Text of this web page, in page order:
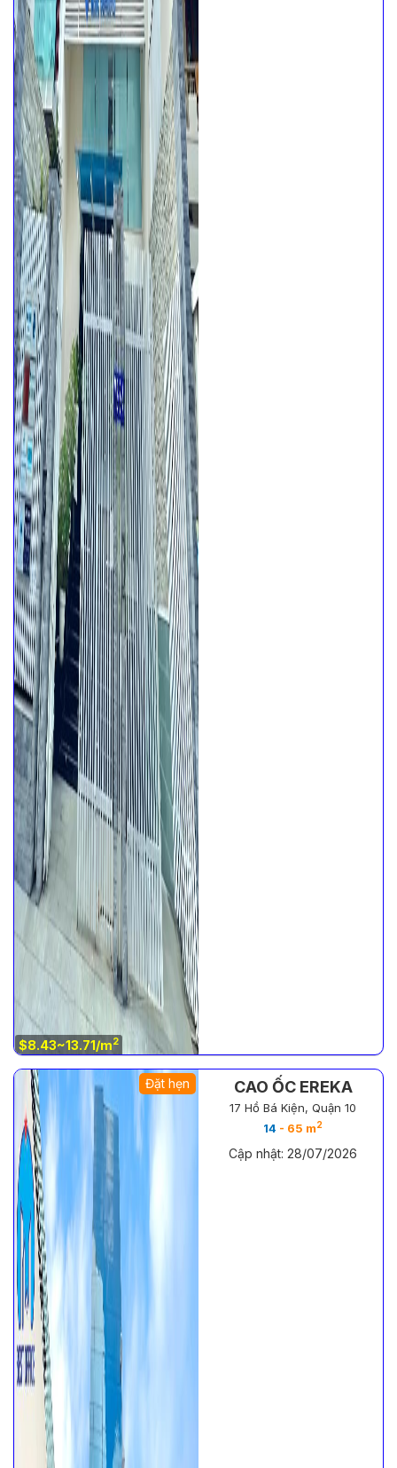
$8.43~13.71/m2
Đặt hẹn CAO ỐC EREKA
17 Hồ Bá Kiện, Quận 10
14 - 65 m2
Cập nhật: 28/07/2026